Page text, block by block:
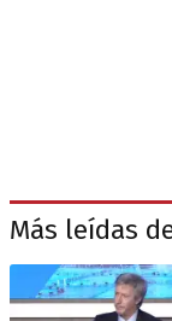
Más leídas